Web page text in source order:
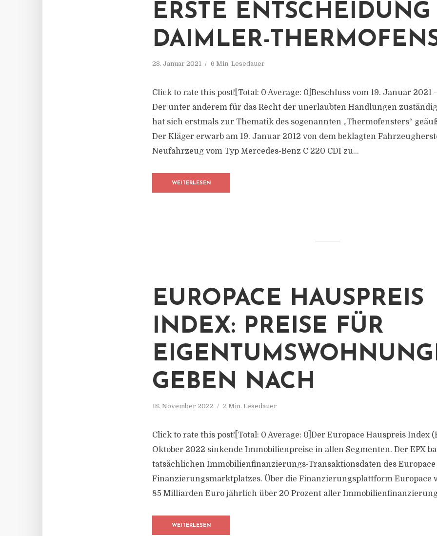
ERSTE
DAIMLER-
28. Januar 2021 6 Min. Lesedauer
Click to rate this post![Total: 0 Average: 0]Beschluss vom 19. Januar 2021
Der unter anderem für das Recht der unerlaubten Handlungen
hat sich erstmals zur Thematik des sogenannten „Thermofensters“
Der Kläger erwarb am 19. Januar 2012 von dem beklagten
Neufahrzeug vom Typ Mercedes-Benz C 220 CDI zu...
WEITERLESEN
EUROPACE HAUSPREIS
INDEX: PREISE FÜR
GEBEN NACH
18. November 2022 2 Min. Lesedauer
Click to rate this post![Total: 0 Average: 0]Der Europace Hauspreis Index
Oktober 2022 sinkende Immobilienpreise in allen Segmenten. Der EPX
tatsächlichen Immobilienfinanzierungs-Transaktionsdaten des Europace
Finanzierungsmarktplatzes. Über die Finanzierungsplattform Europace
85 Milliarden Euro jährlich über 20 Prozent aller
WEITERLESEN